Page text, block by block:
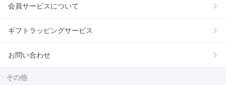
会員サービスについて
ギフトラッピングサービス
お問い合わせ
その他